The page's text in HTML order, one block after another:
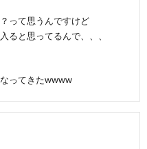
って思うんですけど
ると思ってるんで、、、
ってきたwwww